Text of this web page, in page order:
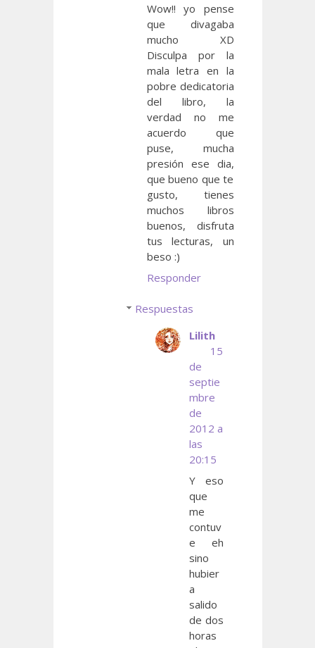
Wow!! yo pense
que divagaba
mucho XD
Disculpa por la
mala letra en la
pobre dedicatoria
del libro, la
verdad no me
acuerdo que
puse, mucha
presión ese dia,
que bueno que te
gusto, tienes
muchos libros
buenos, disfruta
tus lecturas, un
beso :)
Responder
Respuestas
Lilith
15
de
septie
mbre
de
2012 a
las
20:15
Y eso
que
me
contuv
e eh
sino
hubier
a
salido
de dos
horas